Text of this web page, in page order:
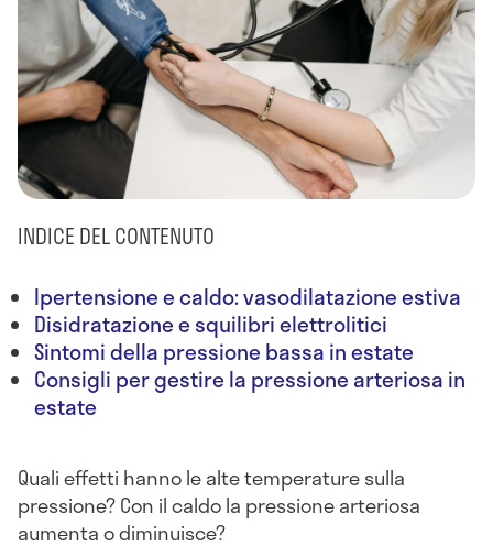
INDICE DEL CONTENUTO
Ipertensione e caldo: vasodilatazione estiva
Disidratazione e squilibri elettrolitici
Sintomi della pressione bassa in estate
Consigli per gestire la pressione arteriosa in
estate
Quali effetti hanno le alte temperature sulla
pressione? Con il caldo la pressione arteriosa
aumenta o diminuisce?